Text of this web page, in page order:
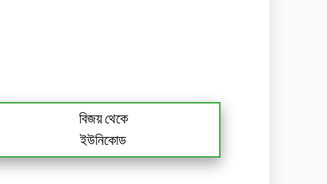
বিজয় থেকে
ইউনিকোড